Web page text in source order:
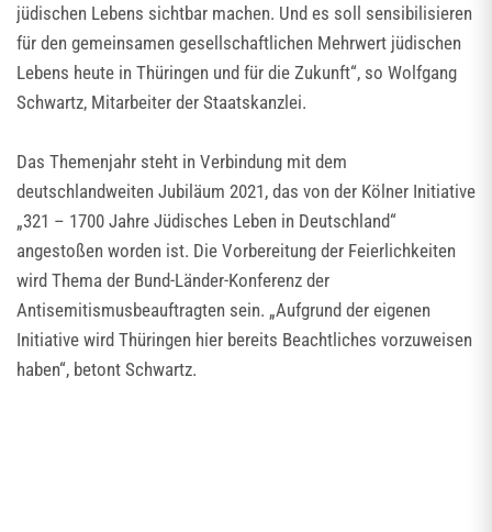
jüdischen Lebens sichtbar machen. Und es soll sensibilisieren
für den gemeinsamen gesellschaftlichen Mehrwert jüdischen
Lebens heute in Thüringen und für die Zukunft“, so Wolfgang
Schwartz, Mitarbeiter der Staatskanzlei.
Das Themenjahr steht in Verbindung mit dem
deutschlandweiten Jubiläum 2021, das von der Kölner Initiative
„321 – 1700 Jahre Jüdisches Leben in Deutschland“
angestoßen worden ist. Die Vorbereitung der Feierlichkeiten
wird Thema der Bund-Länder-Konferenz der
Antisemitismusbeauftragten sein. „Aufgrund der eigenen
Initiative wird Thüringen hier bereits Beachtliches vorzuweisen
haben“, betont Schwartz.